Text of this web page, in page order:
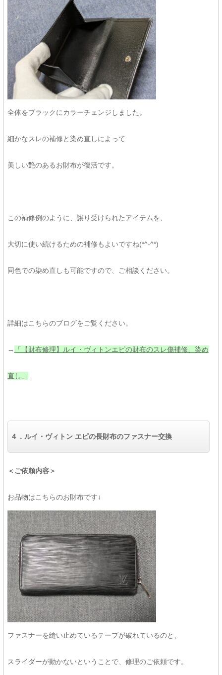
全体をブラックにカラーチェンジしました。
細かなスレの補修と染め直しによって
美しい艶のあるお財布が復活です。
この補修例のように、譲り受けられたアイテムを、
大切に使い続けるための補修もよいですね(*^-^*)
同色での染め直しも可能ですので、ご相談ください。
詳細はこちらのブログをご覧ください。
→ 「【財布修理】ルイ・ヴィトンエピの財布のスレ傷補修、染め
直し」
４．ルイ・ヴィトン エピの長財布のファスナー交換
＜ご依頼内容＞
お品物はこちらのお財布です↓
ファスナーを縫い止めているテープが破れているのと、
スライダーが動かないということで、修理のご依頼です。